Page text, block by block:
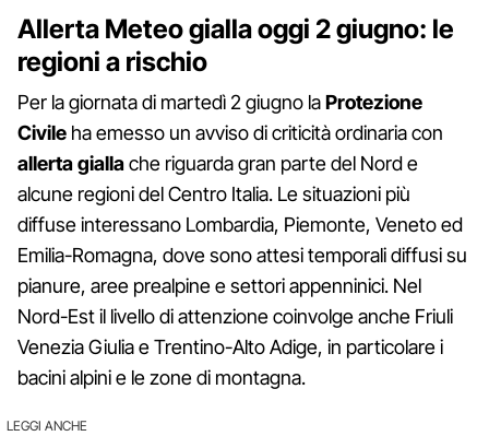
Allerta Meteo gialla oggi 2 giugno: le
regioni a rischio
Per la giornata di martedì 2 giugno laProtezione
Civile ha emesso un avviso di criticità ordinaria con
allerta giallache riguarda gran parte del Nord e
alcune regioni del Centro Italia. Le situazioni più
diffuse interessano Lombardia, Piemonte, Veneto ed
Emilia-Romagna, dove sono attesi temporali diffusi su
pianure, aree prealpine e settori appenninici. Nel
Nord-Est il livello di attenzione coinvolge anche Friuli
Venezia Giulia e Trentino-Alto Adige, in particolare i
bacini alpini e le zone di montagna.
LEGGI ANCHE